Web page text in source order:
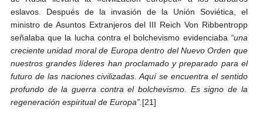
eslavos. Después de la invasión de la Unión Soviética, el
ministro de Asuntos Extranjeros del III Reich Von Ribbentropp
señalaba que la lucha contra el bolchevismo evidenciaba “una
creciente unidad moral de Europa dentro del Nuevo Orden que
nuestros grandes líderes han proclamado y preparado para el
futuro de las naciones civilizadas. Aquí se encuentra el sentido
profundo de la guerra contra el bolchevismo. Es signo de la
regeneración espiritual de Europa”.[21]